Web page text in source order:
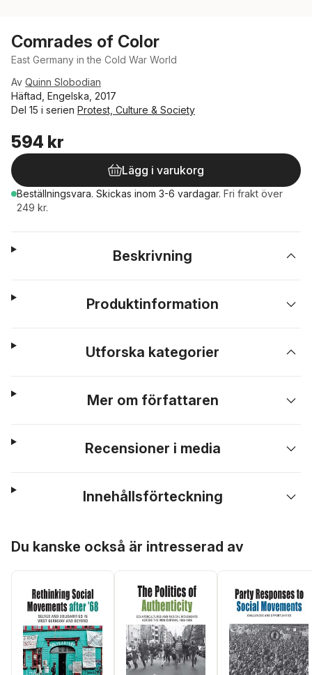
Comrades of Color
East Germany in the Cold War World
Av Quinn Slobodian
Häftad, Engelska, 2017
Del 15 i serien Protest, Culture & Society
594 kr
Lägg i varukorg
Beställningsvara. Skickas inom 3-6 vardagar. Fri frakt över
249 kr.
Beskrivning
Produktinformation
Utforska kategorier
Mer om författaren
Recensioner i media
Innehållsförteckning
Du kanske också är intresserad av